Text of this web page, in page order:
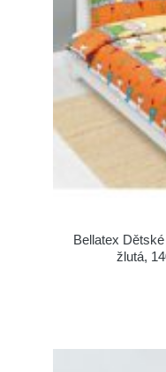
Bellatex
žlutá,